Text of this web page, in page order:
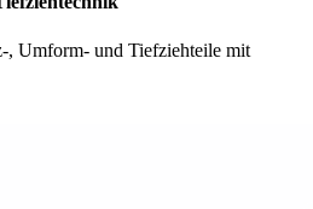
, Umform- und Tiefziehteile mit